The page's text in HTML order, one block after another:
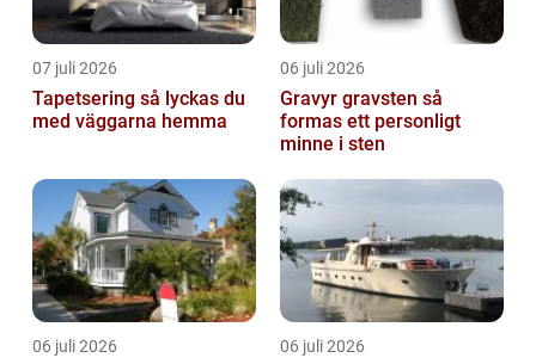
07 juli 2026
Tapetsering så lyckas du
med väggarna hemma
06 juli 2026
Gravyr gravsten så
formas ett personligt
minne i sten
06 juli 2026 06 juli 2026